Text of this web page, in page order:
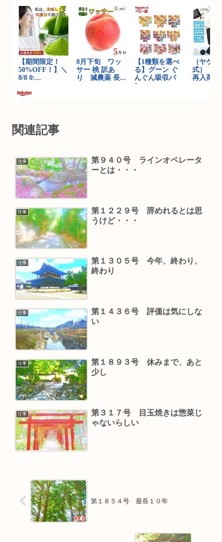
関連記事
仕事
第９４０号 ラインオペレータ
ーとは・・・
仕事
第１２２９号 辞めれるとは思
うけど・・・
仕事
第１３０５号 今年、終わり、
終わり
仕事
第１４３６号 評価は気にしな
い
仕事
第１８９３号 休みまで、あと
少し
仕事
第３１７号 目玉焼きは惣菜じ
ゃないらしい
第１８５４号 最長１０年